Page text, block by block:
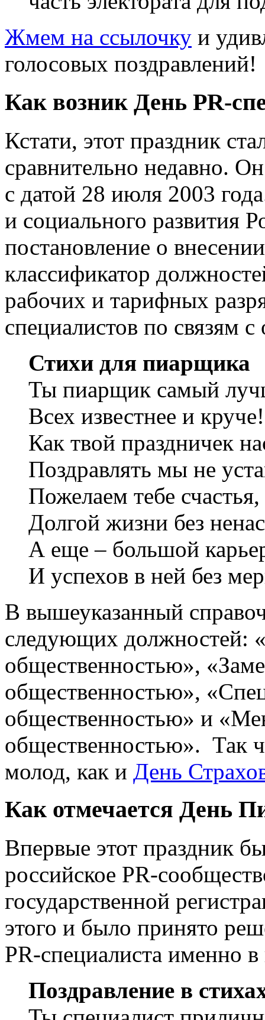
Жмем на ссылочку и
голосовых поздравлений!
Как возник День PR-
Кстати, этот праздник
сравнительно недавно.
с датой 28 июля 2003
и социального развития
постановление о
классификатор
рабочих и тарифных
специалистов по связям
Стихи для пиарщика
Ты пиарщик самый
Всех известнее и круче!
Как твой праздничек
Поздравлять мы не
Пожелаем тебе счастья,
Долгой жизни без
А еще – большой
И успехов в ней без
В вышеуказанный
следующих должностей:
общественностью»,
общественностью»,
общественностью» и
общественностью». Так
молод, как и День
Как отмечается День
Впервые этот праздник
российское PR-
государственной
этого и было принято
PR-специалиста именно
Поздравление в